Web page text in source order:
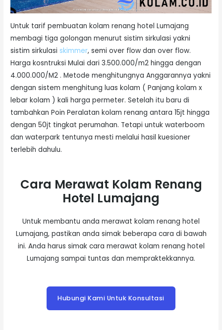
Untuk tarif pembuatan kolam renang hotel Lumajang
membagi tiga golongan menurut sistim sirkulasi yakni
sistim sirkulasi skimmer, semi over flow dan over flow.
Harga kosntruksi Mulai dari 3.500.000/m2 hingga dengan
4.000.000/M2 . Metode menghitungnya Anggarannya yakni
dengan sistem menghitung luas kolam ( Panjang kolam x
lebar kolam ) kali harga permeter. Setelah itu baru di
tambahkan Poin Peralatan kolam renang antara 15jt hingga
dengan 50jt tingkat perumahan. Tetapi untuk waterboom
dan waterpark tentunya mesti melalui hasil kuesioner
terlebih dahulu.
Cara Merawat Kolam Renang
Hotel Lumajang
Untuk membantu anda merawat kolam renang hotel
Lumajang, pastikan anda simak beberapa cara di bawah
ini. Anda harus simak cara merawat kolam renang hotel
Lumajang sampai tuntas dan mempraktekkannya.
Hubungi Kami Untuk Konsultasi